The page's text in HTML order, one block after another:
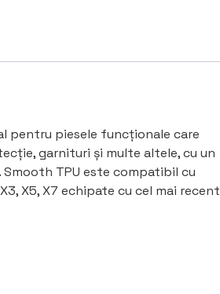
pentru piesele funcționale care
garnituri și multe altele, cu un
TPU este compatibil cu
X5, X7 echipate cu cel mai recent